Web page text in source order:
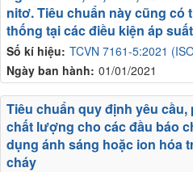
Số kí hiệu: TCVN 7161-5:2021
Ngày ban hành: 01/01/2021
nitơ. Tiêu chuẩn này cũng có
thống tại các điều kiện áp
Tiêu chuẩn quy định yêu
chất lượng cho các đầu báo
dụng ánh sáng hoặc ion hóa
cháy